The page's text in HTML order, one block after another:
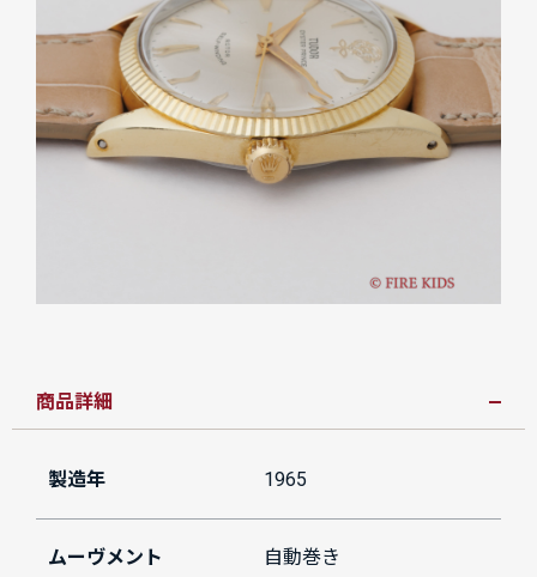
商品詳細
製造年 1965
ムーヴメント 自動巻き